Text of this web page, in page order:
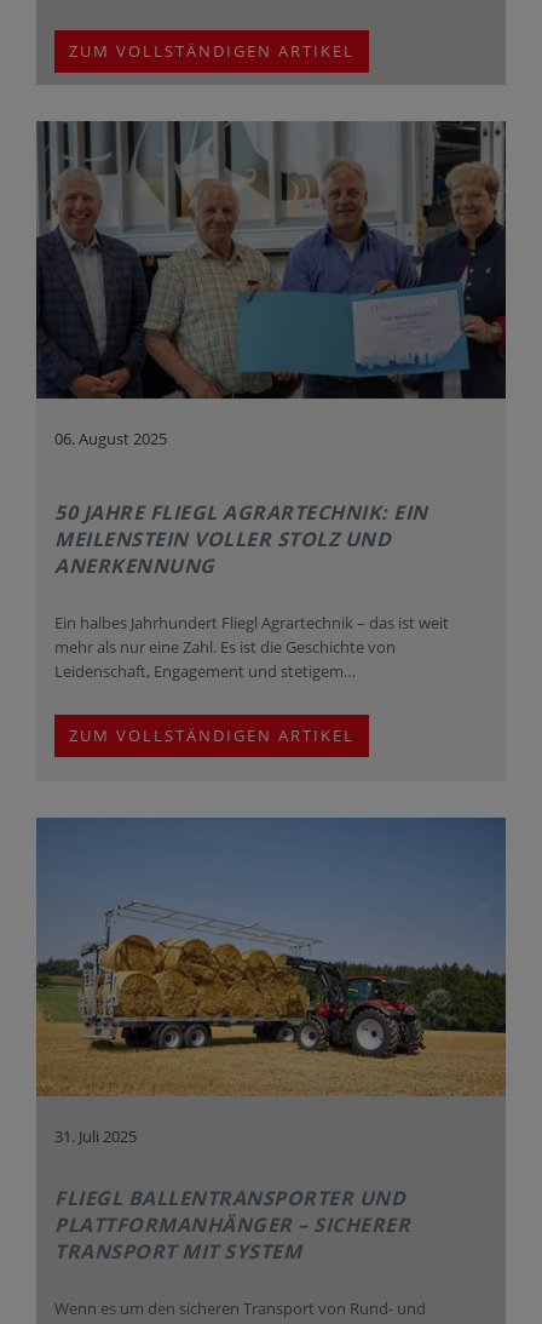
ZUM VOLLSTÄNDIGEN ARTIKEL
06. August 2025
50 JAHRE FLIEGL AGRARTECHNIK: EIN
MEILENSTEIN VOLLER STOLZ UND
ANERKENNUNG
Ein halbes Jahrhundert Fliegl Agrartechnik – das ist weit
mehr als nur eine Zahl. Es ist die Geschichte von
Leidenschaft, Engagement und stetigem…
ZUM VOLLSTÄNDIGEN ARTIKEL
31. Juli 2025
FLIEGL BALLENTRANSPORTER UND
PLATTFORMANHÄNGER – SICHERER
TRANSPORT MIT SYSTEM
Wenn es um den sicheren Transport von Rund- und